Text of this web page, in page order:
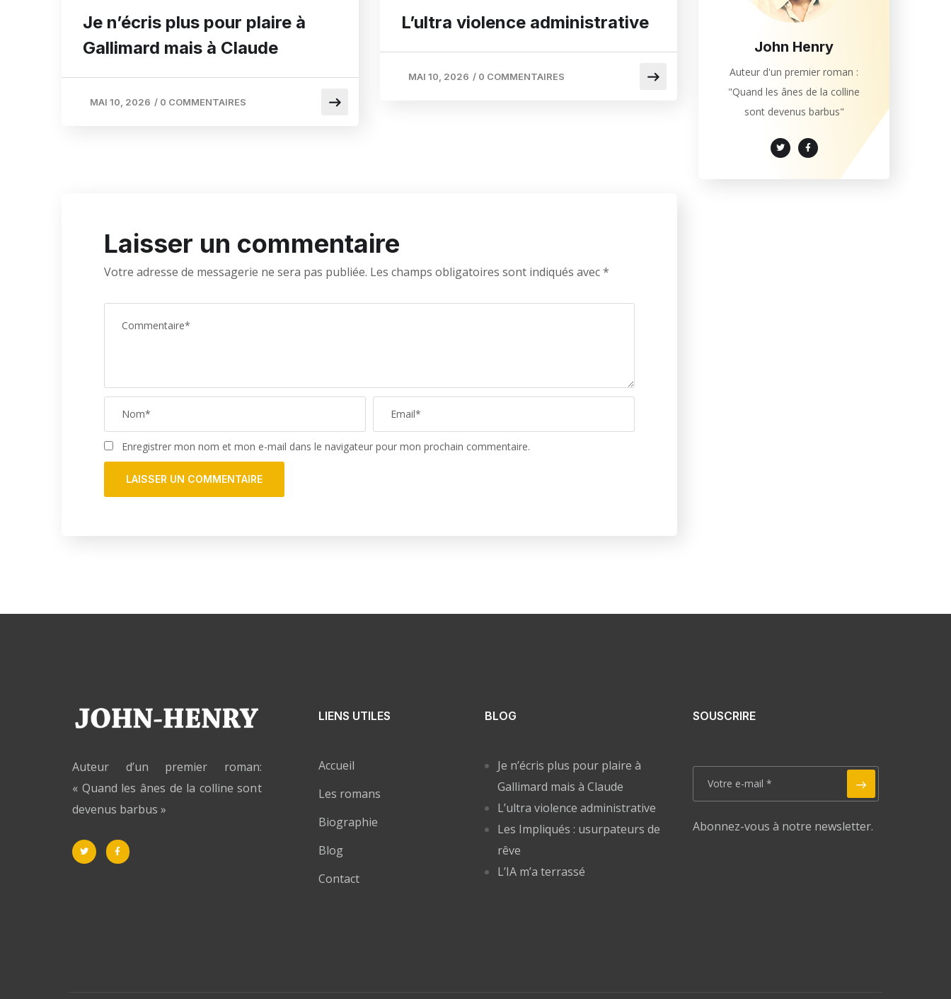
Je n’écris plus pour plaire à
Gallimard mais à Claude
MAI 10, 2026 / 0 COMMENTAIRES
L’ultra violence administrative
MAI 10, 2026 / 0 COMMENTAIRES
Laisser un commentaire
Votre adresse de messagerie ne sera pas publiée. Les champs obligatoires sont indiqués avec*
Enregistrer mon nom et mon e-mail dans le navigateur pour mon prochain commentaire.
John Henry
Auteur d'un premier roman :
"Quand les ânes de la colline
sont devenus barbus"
Auteur d’un premier roman:
« Quand les ânes de la colline sont
devenus barbus »
LIENS UTILES
Accueil
Les romans
Biographie
Blog
Contact
BLOG
Je n’écris plus pour plaire à
Gallimard mais à Claude
L’ultra violence administrative
Les Impliqués : usurpateurs de
rêve
L’IA m’a terrassé
SOUSCRIRE
Abonnez-vous à notre newsletter.